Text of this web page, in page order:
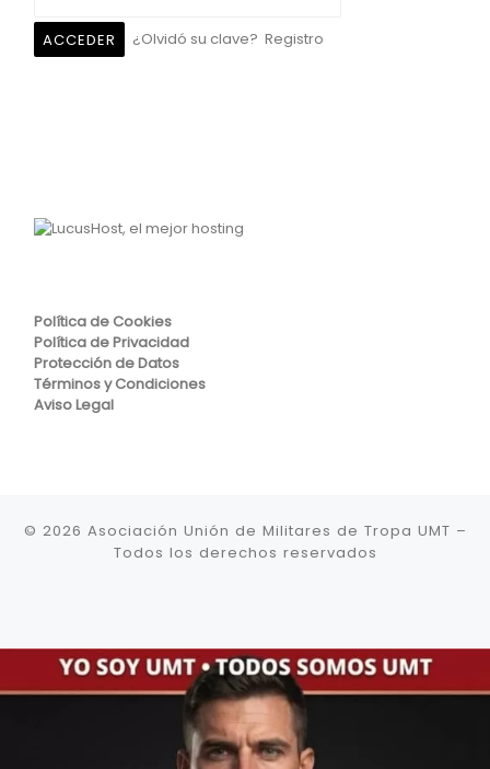
¿Olvidó su clave? Registro
Política de Cookies
Política de Privacidad
Protección de Datos
Términos y Condiciones
Aviso Legal
© 2026 Asociación Unión de Militares de Tropa UMT –
Todos los derechos reservados